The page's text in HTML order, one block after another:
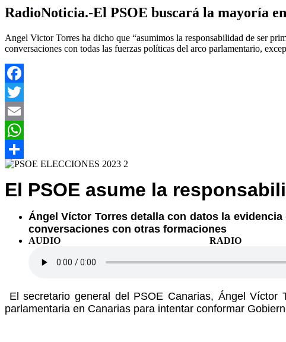
RadioNoticia.-El PSOE buscará la mayoría
Angel Victor Torres ha dicho que “asumimos la responsabilidad de ser
conversaciones con todas las fuerzas políticas del arco parlamentario,
Facebook
Twitter
Email
WhatsApp
Compartir
El PSOE asume la
Ángel Víctor Torres detalla con datos la
conversaciones con otras formaciones
AUDIO
El secretario general del PSOE Canarias, Ángel
parlamentaria en Canarias para intentar conformar